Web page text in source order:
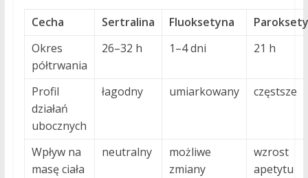
Cecha Sertralina Fluoksetyna
Okres
półtrwania
26–32 h 1–4 dni 21 h
Profil
działań
ubocznych
łagodny umiarkowany częstsze
Wpływ na
masę ciała
neutralny
możliwe
zmiany
wzrost
apetytu